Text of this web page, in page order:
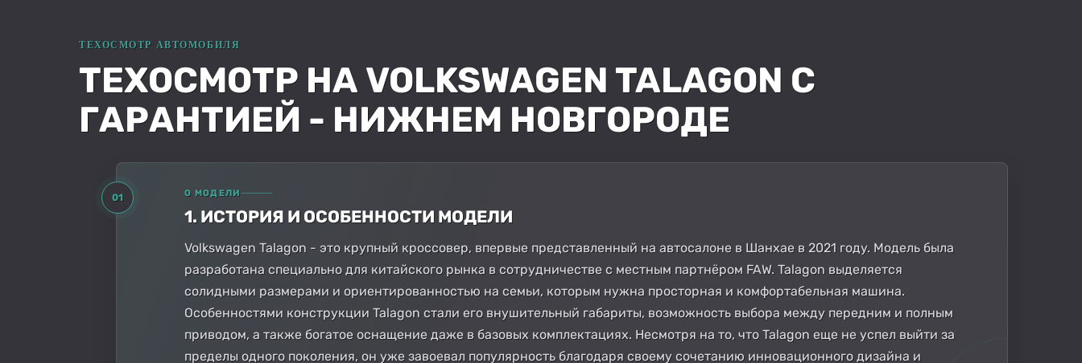
ТЕХОСМОТР НА VOLKSWAGEN TALAGON С
ГАРАНТИЕЙ - НИЖНЕМ НОВГОРОДЕ
01 О МОДЕЛИ
1. ИСТОРИЯ И ОСОБЕННОСТИ МОДЕЛИ
Volkswagen Talagon - это крупный кроссовер, впервые представленный на автосалоне в Шанхае в 2021 году. Модель была
разработана специально для китайского рынка в сотрудничестве с местным партнёром FAW. Talagon выделяется
солидными размерами и ориентированностью на семьи, которым нужна просторная и комфортабельная машина.
Особенностями конструкции Talagon стали его внушительный габариты, возможность выбора между передним и полным
приводом, а также богатое оснащение даже в базовых комплектациях. Несмотря на то, что Talagon еще не успел выйти за
пределы одного поколения, он уже завоевал популярность благодаря своему сочетанию инновационного дизайна и